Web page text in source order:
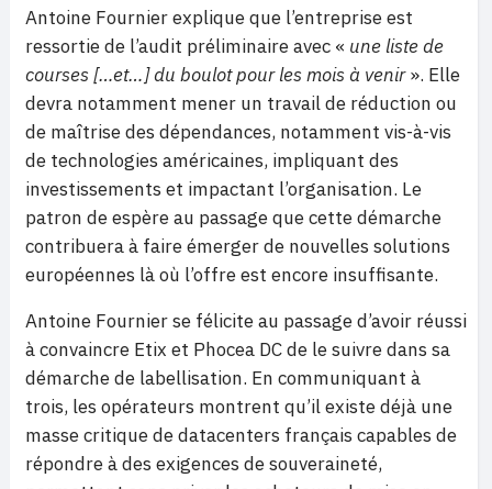
Antoine Fournier explique que l’entreprise est
ressortie de l’audit préliminaire avec « une liste de
courses […et…] du boulot pour les mois à venir». Elle
devra notamment mener un travail de réduction ou
de maîtrise des dépendances, notamment vis-à-vis
de technologies américaines, impliquant des
investissements et impactant l’organisation. Le
patron de espère au passage que cette démarche
contribuera à faire émerger de nouvelles solutions
européennes là où l’offre est encore insuffisante.
Antoine Fournier se félicite au passage d’avoir réussi
à convaincre Etix et Phocea DC de le suivre dans sa
démarche de labellisation. En communiquant à
trois, les opérateurs montrent qu’il existe déjà une
masse critique de datacenters français capables de
répondre à des exigences de souveraineté,